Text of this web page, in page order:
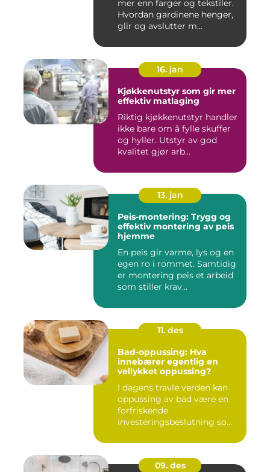
mer enn farger og tekstiler.
Hvordan gardinene henger,
glir og avslutter m...
16. jan
Kjøkkenutstyr som gir mer
effektiv matlaging
Riktig kjøkkenutstyr handler
ikke bare om å fylle skuffer
og hyller. Utstyr av god
kvalitet gjør arb...
13. jan
Peis-montering: Trygg og
effektiv montering av peis
hjemme
En peis gir varme, lys og en
egen ro i rommet. Samtidig
er montering peis et arbeid
som stiller krav...
11. des
Bad-oppussing: Hva
innebærer egentlig en
vellykket oppussing?
I dagens travle verden kan
oppussing av bad være en
forfriskende
investeringsbeslutning som
09. des